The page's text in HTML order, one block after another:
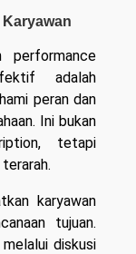
Karyawan
performance
adalah
peran dan
Ini bukan
tetapi
karyawan
tujuan.
diskusi